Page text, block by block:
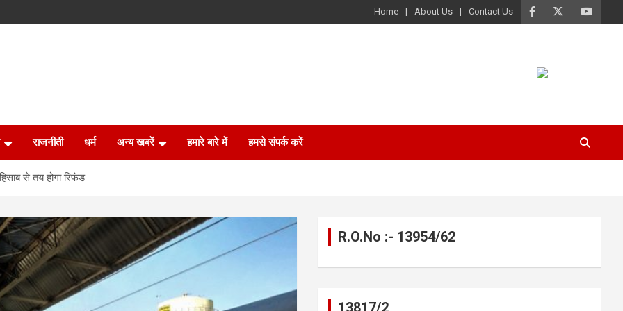
Home About Us Contact Us
राजनीती धर्म अन्य खबरें हमारे बारे में हमसे संपर्क करें
से तय होगा रिफंड
R.O.No :- 13954/62
13817/2